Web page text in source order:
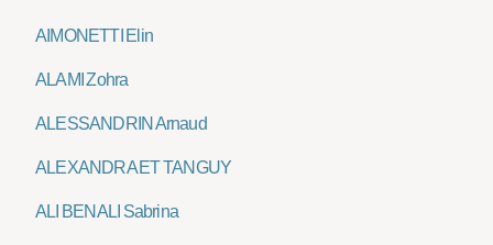
AIMONETTI Elin
ALAMI Zohra
ALESSANDRIN Arnaud
ALEXANDRA ET TANGUY
ALI BENALI Sabrina